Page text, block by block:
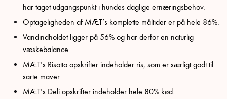
har taget udgangspunkt i hundes daglige ernæringsbehov.
Optageligheden af MÆT’s komplette måltider er på hele 86%.
Vandindholdet ligger på 56% og har derfor en naturlig
væskebalance.
MÆT’s Risotto opskrifter indeholder ris, som er særligt godt til
sarte maver.
MÆT’s Deli opskrifter indeholder hele 80% kød.